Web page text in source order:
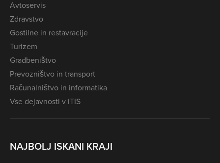
Avtoservis
Zdravstvo
Gostilne in restavracije
Turizem
Gradbeništvo
Prevozništvo in transport
Računalništvo in informatika
Vse dejavnosti v iTIS
NAJBOLJ ISKANI KRAJI